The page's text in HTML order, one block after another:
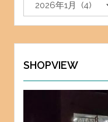
カ
SHOPVIEW